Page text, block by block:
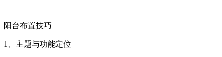
阳台布置技巧
1、主题与功能定位